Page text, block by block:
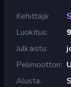
Kehittäjä
Luokitus
Julkaistu
Pelimoottori
Alusta